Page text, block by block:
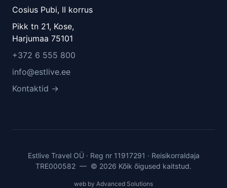
Cosius Pubi, II korrus
Pikk tn 21, Kose,
Harjumaa 75101
+372 6 555 800
info@estlive.ee
Kontaktid →
Estlive Travel OÜ · Reg nr 11917291 · Reisikorraldaja
TRE000582 — © 2026 Kõik õigused kaitstud.
web by Advanced Solutions